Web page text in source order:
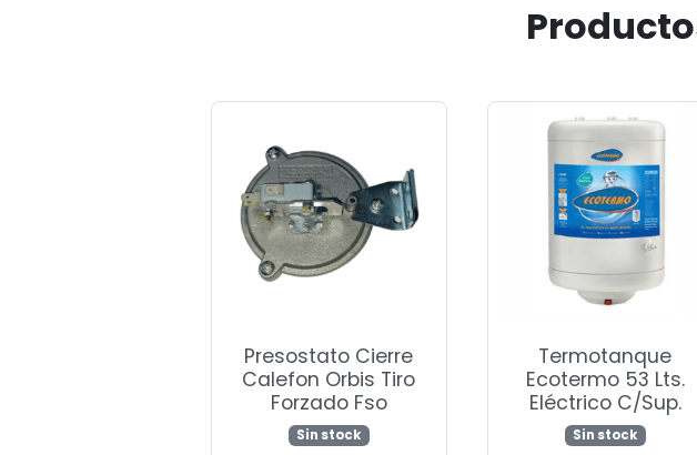
Presostato Cierre
Calefon Orbis Tiro
Forzado Fso
Sin stock
Termotanque
Ecotermo 53 Lts.
Eléctrico C/Sup.
Sin stock